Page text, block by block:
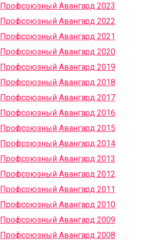
Профсоюзный Авангард 2023
Профсоюзный Авангард 2022
Профсоюзный Авангард 2021
Профсоюзный Авангард 2020
Профсоюзный Авангард 2019
Профсоюзный Авангард 2018
Профсоюзный Авангард 2017
Профсоюзный Авангард 2016
Профсоюзный Авангард 2015
Профсоюзный Авангард 2014
Профсоюзный Авангард 2013
Профсоюзный Авангард 2012
Профсоюзный Авангард 2011
Профсоюзный Авангард 2010
Профсоюзный Авангард 2009
Профсоюзный Авангард 2008